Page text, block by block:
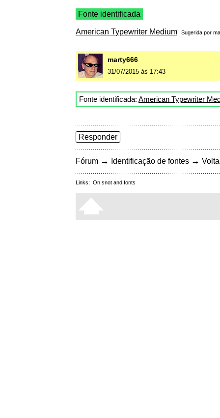
Fonte identificada
American Typewriter Medium Sugerida por
marty666
31/07/2015 às 17:43
Fonte identificada: American Typewriter
Responder
Fórum → Identificação de fontes →
Links: On snot and fonts